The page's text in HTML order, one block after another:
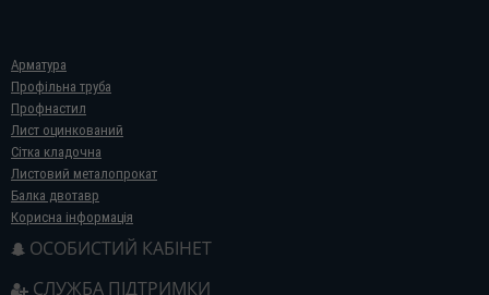
Арматура
Профільна труба
Профнастил
Лист оцинкований
Сітка кладочна
Листовий металопрокат
Балка двотавр
Корисна інформація
ОСОБИСТИЙ КАБІНЕТ
СЛУЖБА ПІДТРИМКИ